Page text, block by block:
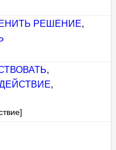
РЕШЕНИЕ,
,
,